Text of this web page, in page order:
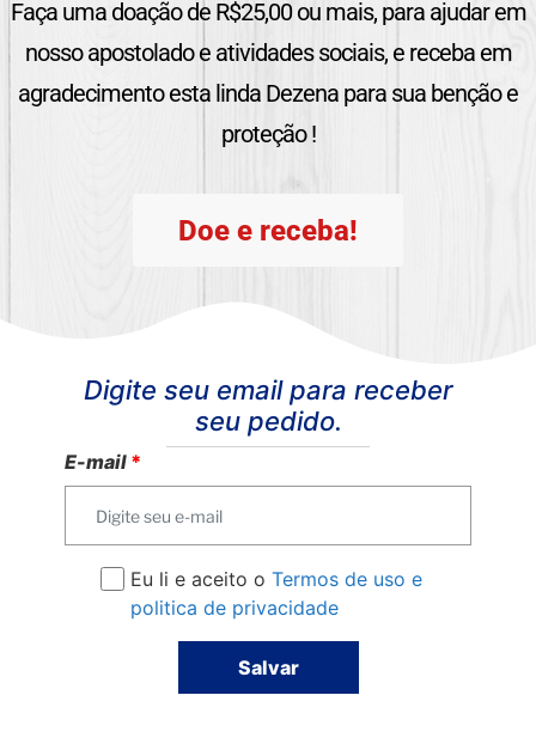
Faça uma doação de R$25,00 ou mais, para ajudar em
nosso apostolado e atividades sociais, e receba em
agradecimento esta linda Dezena para sua benção e
proteção !
Doe e receba!
Digite seu email para receber
seu pedido.
E-mail *
Eu li e aceito o Termos de uso e
politica de privacidade
Salvar